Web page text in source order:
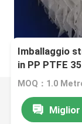
Imballaggio
in PP PTFE